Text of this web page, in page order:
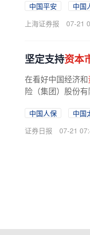
中国平安 中国
上海证券报
07-21
坚定支持资本
在看好中国经济和
险（集团）股份
中国人保 中国
证券日报
07-21